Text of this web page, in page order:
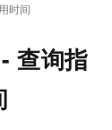
时间
查询指